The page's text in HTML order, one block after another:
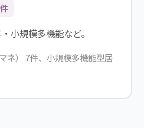
小規模多機能など。
ネ） 7件、小規模多機能型居